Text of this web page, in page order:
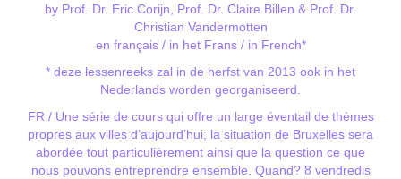
by Prof. Dr. Eric Corijn, Prof. Dr. Claire Billen & Prof. Dr.
Christian Vandermotten
en français / in het Frans / in French*
* deze lessenreeks zal in de herfst van 2013 ook in het
Nederlands worden georganiseerd.
FR / Une série de cours qui offre un large éventail de thèmes
propres aux villes d’aujourd’hui; la situation de Bruxelles sera
abordée tout particulièrement ainsi que la question ce que
nous pouvons entreprendre ensemble. Quand? 8 vendredis